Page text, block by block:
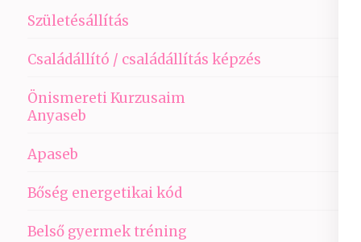
Születésállítás
Családállító / családállítás képzés
Önismereti Kurzusaim
Anyaseb
Apaseb
Bőség energetikai kód
Belső gyermek tréning